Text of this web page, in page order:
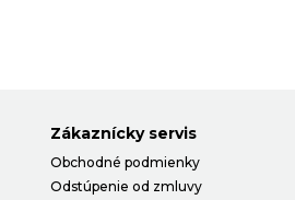
Zákaznícky servis
Obchodné podmienky
Odstúpenie od zmluvy